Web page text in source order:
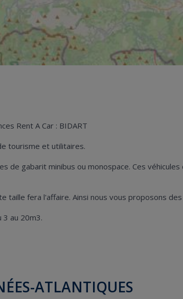
Rent A Car : BIDART
tourisme et utilitaires.
de gabarit minibus ou monospace. Ces
taille fera l'affaire. Ainsi nous vous proposons
au 20m3.
ATLANTIQUES